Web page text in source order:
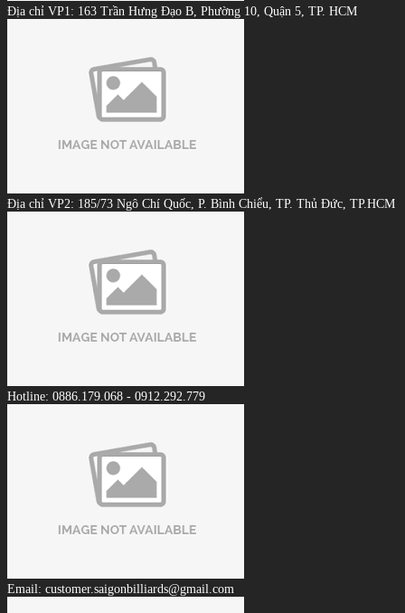
Địa chỉ VP1: 163 Trần Hưng Đạo B, Phường 10, Quận 5, TP. HCM
Địa chỉ VP2: 185/73 Ngô Chí Quốc, P. Bình Chiểu, TP. Thủ Đức, TP.HCM
Hotline: 0886.179.068 - 0912.292.779
Email: customer.saigonbilliards@gmail.com